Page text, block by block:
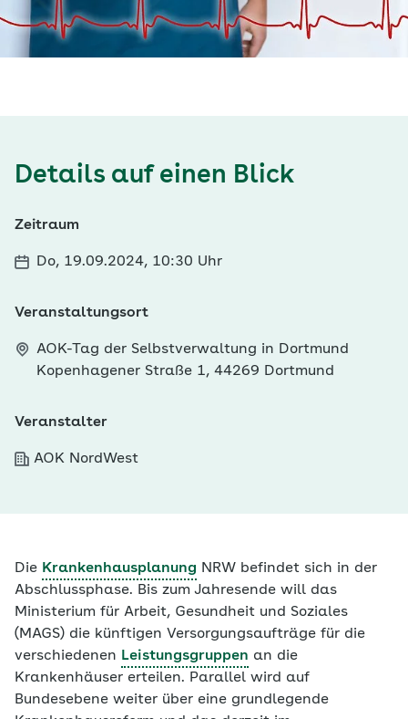
Details auf einen Blick
Zeitraum
Do, 19.09.2024, 10:30 Uhr
Veranstaltungsort
AOK-Tag der Selbstverwaltung in Dortmund
Kopenhagener Straße 1, 44269 Dortmund
Veranstalter
AOK NordWest
Die Krankenhausplanung NRW befindet sich in der
Abschlussphase. Bis zum Jahresende will das
Ministerium für Arbeit, Gesundheit und Soziales
(MAGS) die künftigen Versorgungsaufträge für die
verschiedenen Leistungsgruppen an die
Krankenhäuser erteilen. Parallel wird auf
Bundesebene weiter über eine grundlegende